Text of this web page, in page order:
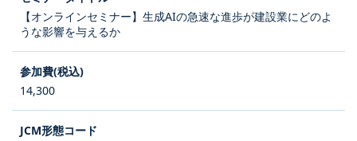
【オンラインセミナー】生成AIの急速な進歩が建設業にどのよ
うな影響を与えるか
14,300